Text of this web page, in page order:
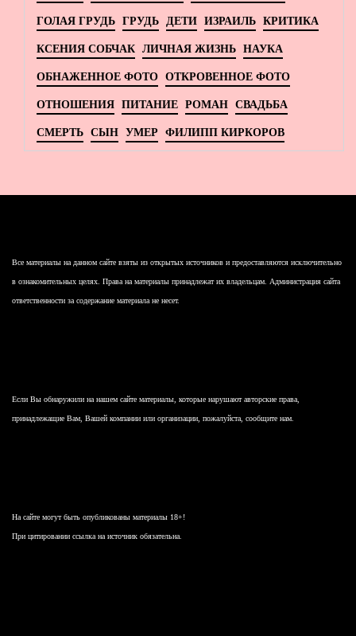
ГОЛАЯ ГРУДЬ ГРУДЬ ДЕТИ ИЗРАИЛЬ КРИТИКА
КСЕНИЯ СОБЧАК ЛИЧНАЯ ЖИЗНЬ НАУКА
ОБНАЖЕННОЕ ФОТО ОТКРОВЕННОЕ ФОТО
ОТНОШЕНИЯ ПИТАНИЕ РОМАН СВАДЬБА
СМЕРТЬ СЫН УМЕР ФИЛИПП КИРКОРОВ
Все материалы на данном сайте взяты из открытых источников и предоставляются исключительно
в ознакомительных целях. Права на материалы принадлежат их владельцам. Администрация сайта
ответственности за содержание материала не несет.
Если Вы обнаружили на нашем сайте материалы, которые нарушают авторские права,
принадлежащие Вам, Вашей компании или организации, пожалуйста, сообщите нам.
На сайте могут быть опубликованы материалы 18+!
При цитировании ссылка на источник обязательна.